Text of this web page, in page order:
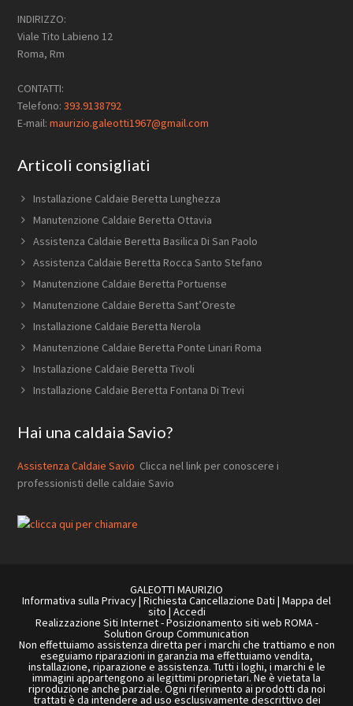
INDIRIZZO:
Viale Tito Labieno 12
Roma, Rm
CONTATTI:
Telefono:393.9138792
E-mail:maurizio.galeotti1967@gmail.com
Articoli consigliati
Installazione Caldaie Beretta Lunghezza
Manutenzione Caldaie Beretta Ottavia
Assistenza Caldaie Beretta Basilica Di San Paolo
Assistenza Caldaie Beretta Rocca Santo Stefano
Manutenzione Caldaie Beretta Portuense
Manutenzione Caldaie Beretta Sant’Oreste
Installazione Caldaie Beretta Nerola
Manutenzione Caldaie Beretta Ponte Linari Roma
Installazione Caldaie Beretta Tivoli
Installazione Caldaie Beretta Fontana Di Trevi
Hai una caldaia Savio?
Assistenza Caldaie Savio Clicca nel link per conoscere i
professionisti delle caldaie Savio
GALEOTTI MAURIZIO
Informativa sulla Privacy| Richiesta Cancellazione Dati | Mappa del
sito | Accedi
Realizzazione Siti Internet-Posizionamento siti web ROMA-
Solution Group Communication
Non effettuiamo assistenza diretta per i marchi che trattiamo e non
eseguiamo riparazioni in garanzia ma effettuiamo vendita,
installazione, riparazione e assistenza. Tutti i loghi, i marchi e le
immagini appartengono ai legittimi proprietari. Ne è vietata la
riproduzione anche parziale. Ogni riferimento ai prodotti da noi
trattati è da intendere ad uso esclusivamente descrittivo dei